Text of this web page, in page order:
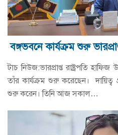
বঙ্গভবনে কার্যক্রম শুরু
টাচ নিউজ:ভারপ্রাপ্ত রাষ্ট্রপতি
তাঁর কার্যক্রম শুরু করেছেন। দায়িত্ব
শুরু করেন। তিনি আজ সকাল…